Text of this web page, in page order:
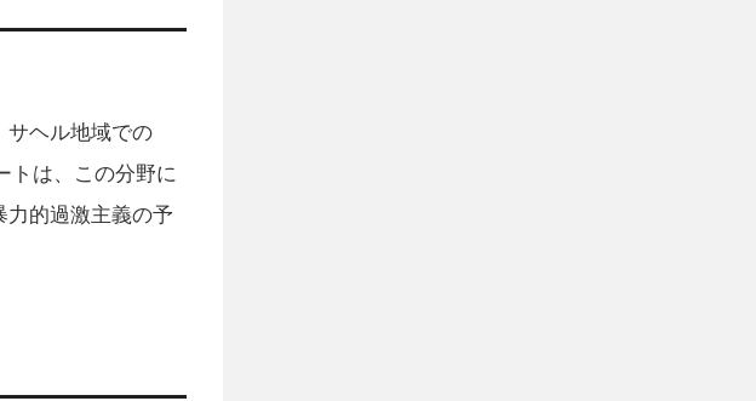
サヘル地域での
トは、この分野に
力的過激主義の予